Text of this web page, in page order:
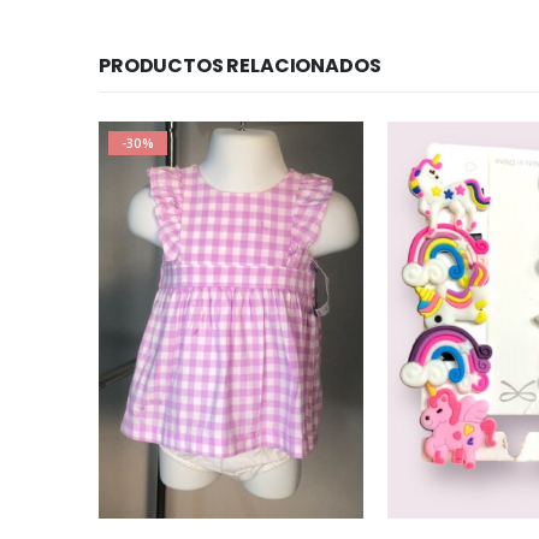
PRODUCTOS RELACIONADOS
-30%